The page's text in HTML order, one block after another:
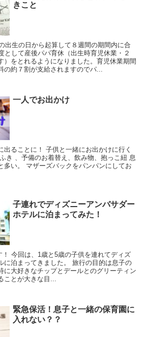
きこと
出生の日から起算して８週間の期間内に合
として産後パパ育休（出生時育児休業・２
）をとれるようになりました。育児休業期間
の約７割が支給されますのでパ...
一人でお出かけ
出ることに！ 子供と一緒にお出かけに行く
き 、予備のお着替え、飲み物、抱っこ紐 息
多い。 マザーズバックをパンパンにしてお
子連れでディズニーアンバサダー
ホテルに泊まってみた！
！ 今回は、1歳と5歳の子供を連れてディズ
に泊まってきました。 旅行の目的は息子の
に大好きなチップとデールとのグリーティン
ことが大きな目...
緊急保活！息子と一緒の保育園に
入れない？？